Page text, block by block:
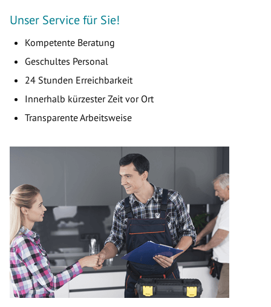
Unser Service für Sie!
Kompetente Beratung
Geschultes Personal
24 Stunden Erreichbarkeit
Innerhalb kürzester Zeit vor Ort
Transparente Arbeitsweise